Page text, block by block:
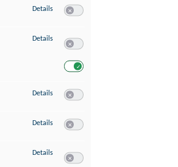
Details zu Speichern von oder Zugriff auf
Details zu Verwendung reduzierter Daten zur
Details zu Erstellung von Profilen für
Details zu Verwendung von Profilen zur Auswahl
Details zu Messung der Werbeleistung